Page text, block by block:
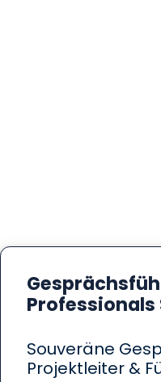
Professionals
Souveräne
Projektleiter &